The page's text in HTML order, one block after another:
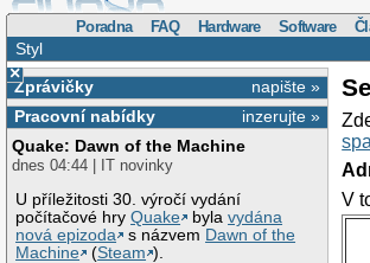
Poradna FAQ Hardware Software
Styl
×
napište »
Zprávičky
inzerujte »
Pracovní nabídky
Quake: Dawn of the Machine
dnes 04:44 | IT novinky
U příležitosti 30. výročí vydání
počítačové hryQuake bylavydána
nová epizoda
s názvem Dawn of the
Machine
(Steam ).
V